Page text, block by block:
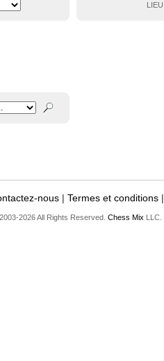
LIEU
nous| Termes et conditions|
2026 All Rights Reserved. Chess Mix LLC.